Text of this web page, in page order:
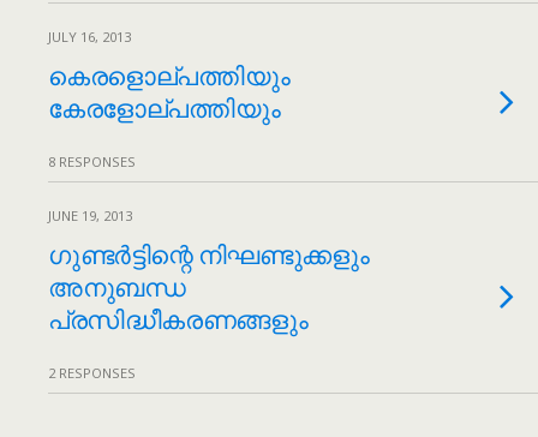
JULY 16, 2013
കെരളൊല്പത്തിയും
കേരളോല്പത്തിയും
8 RESPONSES
JUNE 19, 2013
ഗുണ്ടർട്ടിന്റെ നിഘണ്ടുക്കളും
അനുബന്ധ
പ്രസിദ്ധീകരണങ്ങളും
2 RESPONSES